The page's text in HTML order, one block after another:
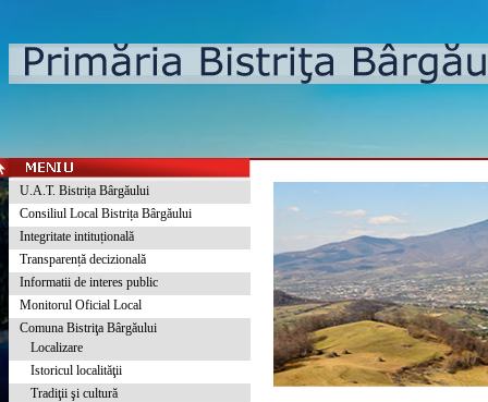
U.A.T. Bistrița Bârgăului
Consiliul Local Bistrița Bârgăului
Integritate intituțională
Transparență decizională
Informatii de interes public
Monitorul Oficial Local
Comuna Bistriţa Bârgăului
Localizare
Istoricul localităţii
Tradiţii şi cultură